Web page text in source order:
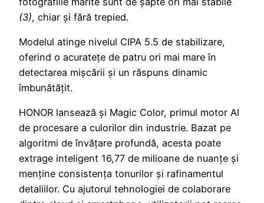
(3), chiar și fără trepied.
Modelul atinge nivelul CIPA 5.5 de stabilizare,
oferind o acuratețe de patru ori mai mare în
detectarea mișcării și un răspuns dinamic
îmbunătățit.
HONOR lansează și Magic Color, primul motor AI
de procesare a culorilor din industrie. Bazat pe
algoritmi de învățare profundă, acesta poate
extrage inteligent 16,77 de milioane de nuanțe și
menține consistența tonurilor și rafinamentul
detaliilor. Cu ajutorul tehnologiei de colaborare